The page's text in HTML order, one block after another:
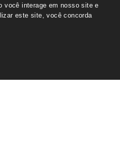
você interage em nosso site e
este site, você concorda